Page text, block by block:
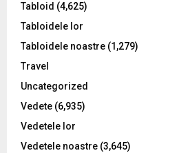
Tabloid (4,625)
Tabloidele lor
Tabloidele noastre (1,279)
Travel
Uncategorized
Vedete (6,935)
Vedetele lor
Vedetele noastre (3,645)